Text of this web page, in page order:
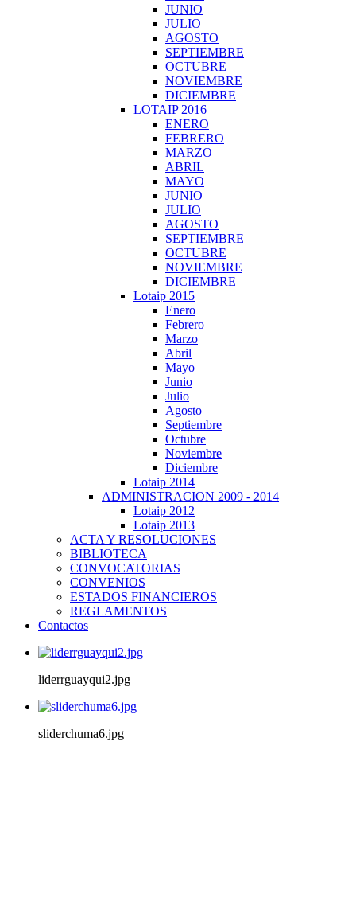
JUNIO
JULIO
AGOSTO
SEPTIEMBRE
OCTUBRE
NOVIEMBRE
DICIEMBRE
LOTAIP 2016
ENERO
FEBRERO
MARZO
ABRIL
MAYO
JUNIO
JULIO
AGOSTO
SEPTIEMBRE
OCTUBRE
NOVIEMBRE
DICIEMBRE
Lotaip 2015
Enero
Febrero
Marzo
Abril
Mayo
Junio
Julio
Agosto
Septiembre
Octubre
Noviembre
Diciembre
Lotaip 2014
ADMINISTRACION 2009 - 2014
Lotaip 2012
Lotaip 2013
ACTA Y RESOLUCIONES
BIBLIOTECA
CONVOCATORIAS
CONVENIOS
ESTADOS FINANCIEROS
REGLAMENTOS
Contactos
liderrguayqui2.jpg
sliderchuma6.jpg